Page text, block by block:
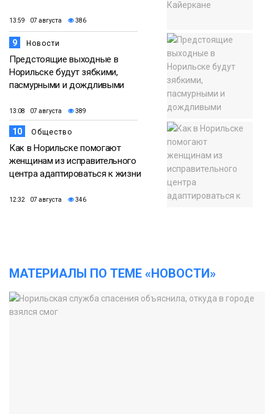
13:59 07 августа 386
9 Новости
Предстоящие выходные в
Норильске будут зябкими,
пасмурными и дождливыми
13:08 07 августа 389
10 Общество
Как в Норильске помогают
женщинам из исправительного
центра адаптироваться к жизни
12:32 07 августа 346
МАТЕРИАЛЫ ПО ТЕМЕ «НОВОСТИ»